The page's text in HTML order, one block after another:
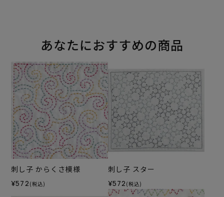
あなたにおすすめの商品
刺し子 からくさ模様
¥572 (税込)
刺し子 スター
¥572 (税込)